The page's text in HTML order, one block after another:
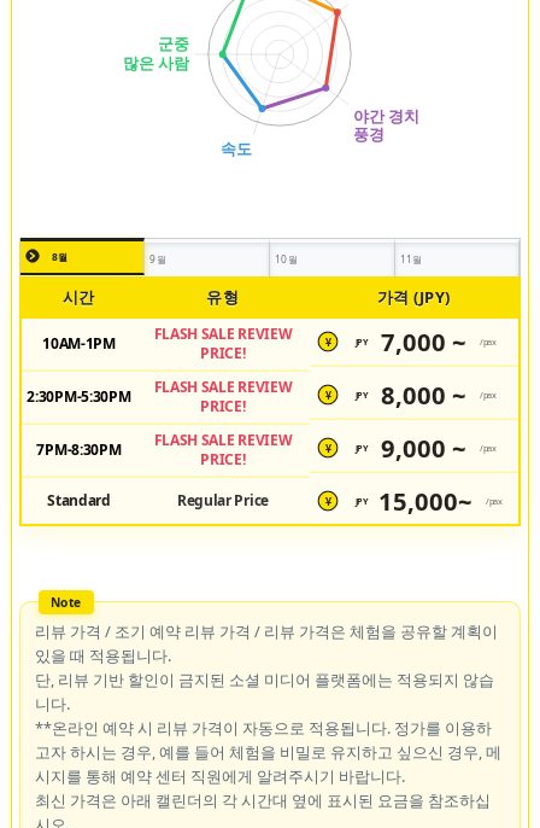
8월 9월 10월 11월
시간 유형 가격 (JPY)
10AM-1PM
FLASH SALE REVIEW
PRICE!
¥ JPY 7,000 ~ /pax
2:30PM-5:30PM
FLASH SALE REVIEW
PRICE!
¥ JPY 8,000 ~ /pax
7PM-8:30PM
FLASH SALE REVIEW
PRICE!
¥ JPY 9,000 ~ /pax
Standard Regular Price ¥ JPY 15,000~ /pax
리뷰 가격 / 조기 예약 리뷰 가격 / 리뷰 가격은 체험을 공유할 계획이
있을 때 적용됩니다.
단, 리뷰 기반 할인이 금지된 소셜 미디어 플랫폼에는 적용되지 않습
니다.
**온라인 예약 시 리뷰 가격이 자동으로 적용됩니다. 정가를 이용하
고자 하시는 경우, 예를 들어 체험을 비밀로 유지하고 싶으신 경우, 메
시지를 통해 예약 센터 직원에게 알려주시기 바랍니다.
최신 가격은 아래 캘린더의 각 시간대 옆에 표시된 요금을 참조하십